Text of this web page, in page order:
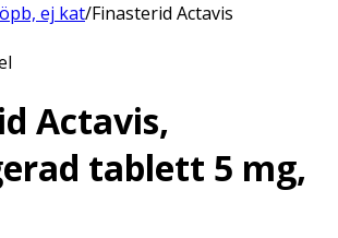
ej kat/Finasterid Actavis
Actavis,
tablett 5 mg,